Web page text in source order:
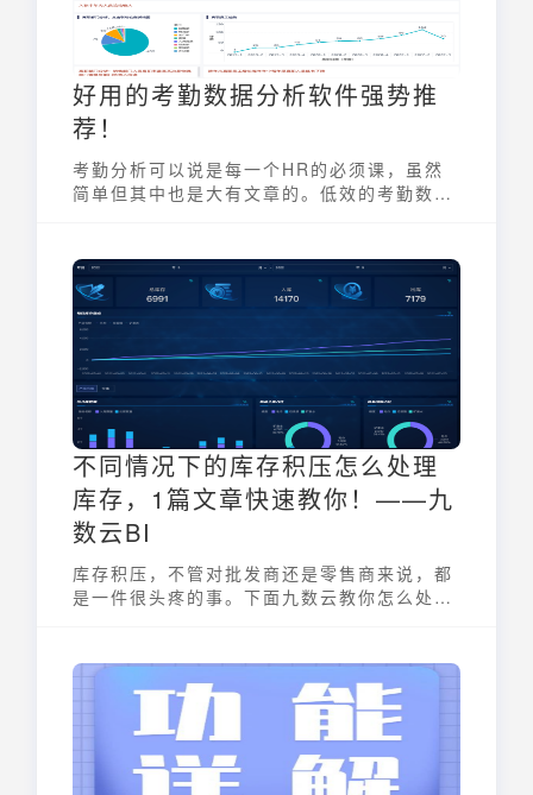
好用的考勤数据分析软件强势推
荐！
考勤分析可以说是每一个HR的必须课，虽然
简单但其中也是大有文章的。低效的考勤数据
析，仅仅需要一款好用的考勤数据分析软件，
便可以实现每个月数据的自动计算、自动可视
化和自动生成报表。一件简单的事，如何做得
又快质量又高才是高效的HR们追求的。
不同情况下的库存积压怎么处理
库存，1篇文章快速教你！——九
数云BI
库存积压，不管对批发商还是零售商来说，都
是一件很头疼的事。下面九数云教你怎么处理